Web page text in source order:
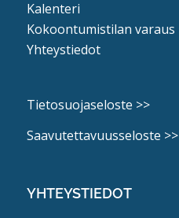
Kalenteri
Kokoontumistilan varaus
Yhteystiedot
Tietosuojaseloste >>
Saavutettavuusseloste >>
YHTEYSTIEDOT